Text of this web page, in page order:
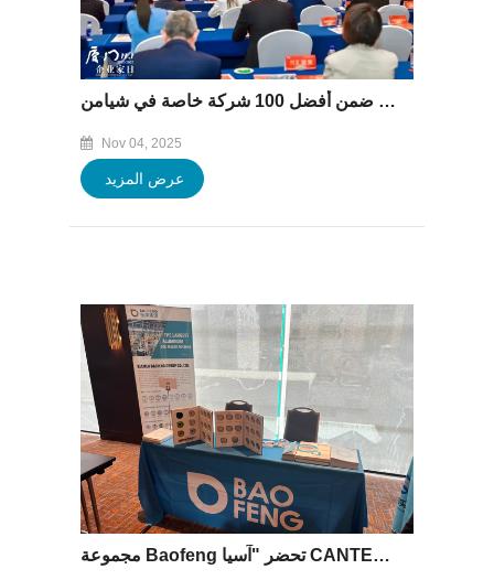
تم إدراج مجموعة باوفينغ ضمن أفضل 100 شركة خاصة في شيامن
Nov 04, 2025
عرض المزيد
مجموعة Baofeng تحضر "آسيا CANTECH 2024" في فيتنام من 21 أكتوبر ~ 23 ، 2024